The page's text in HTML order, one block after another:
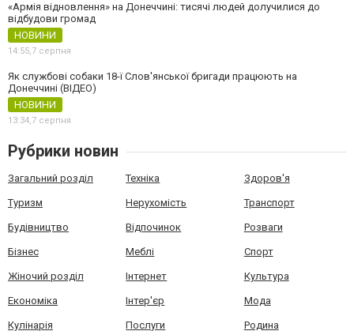
«Армія відновлення» на Донеччині: тисячі людей долучилися до
відбудови громад
НОВИНИ
14:55,7 серпня
Як службові собаки 18-ї Слов'янської бригади працюють на
Донеччині (ВІДЕО)
НОВИНИ
13:34,7 серпня
Рубрики новин
Загальний розділ Техніка Здоров'я
Туризм Нерухомість Транспорт
Будівництво Відпочинок Розваги
Бізнес Меблі Спорт
Жіночий розділ Інтернет Культура
Економіка Інтер'єр Мода
Кулінарія Послуги Родина